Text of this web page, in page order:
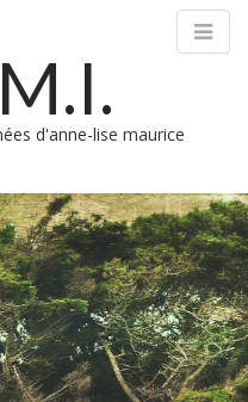
d'anne-lise maurice